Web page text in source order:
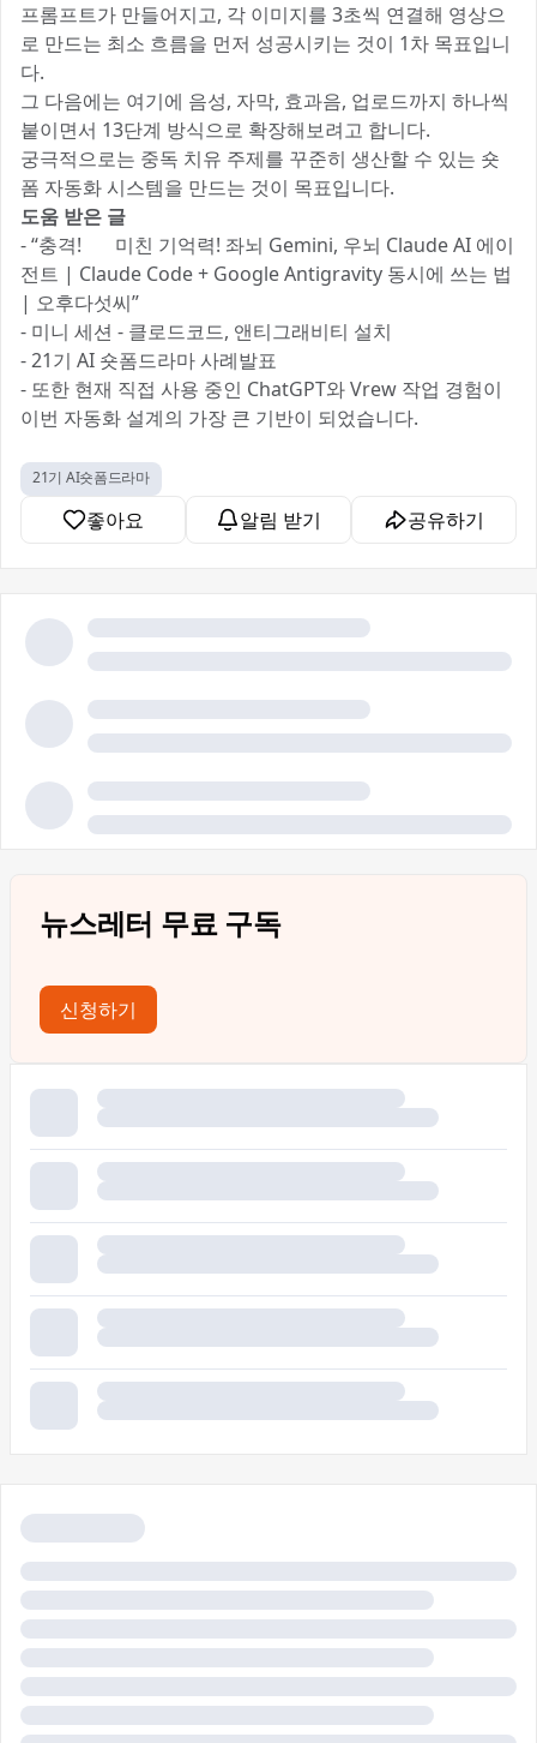
프롬프트가 만들어지고, 각 이미지를 3초씩 연결해 영상으
로 만드는 최소 흐름을 먼저 성공시키는 것이 1차 목표입니
다.
그 다음에는 여기에 음성, 자막, 효과음, 업로드까지 하나씩
붙이면서 13단계 방식으로 확장해보려고 합니다.
궁극적으로는 중독 치유 주제를 꾸준히 생산할 수 있는 숏
폼 자동화 시스템을 만드는 것이 목표입니다.
도움 받은 글
- “충격! 🔥 미친 기억력! 좌뇌 Gemini, 우뇌 Claude AI 에이
전트 | Claude Code + Google Antigravity 동시에 쓰는 법
| 오후다섯씨”
- 미니 세션 - 클로드코드, 앤티그래비티 설치
- 21기 AI 숏폼드라마 사례발표
- 또한 현재 직접 사용 중인 ChatGPT와 Vrew 작업 경험이
이번 자동화 설계의 가장 큰 기반이 되었습니다.
21기 AI숏폼드라마
좋아요 알림 받기 공유하기
뉴스레터 무료 구독
신청하기